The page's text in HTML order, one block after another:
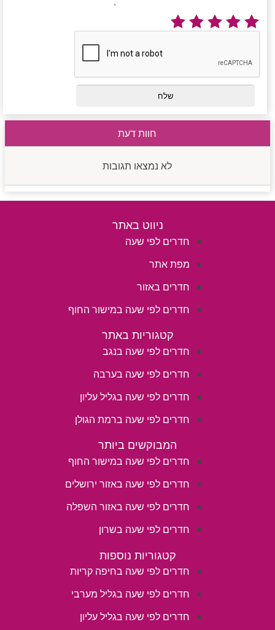
חוות דעת
לא נמצאו תגובות
ניווט באתר
חדרים לפי שעה
מפת אתר
חדרים באזור
חדרים לפי שעה במישור החוף
קטגוריות באתר
חדרים לפי שעה בנגב
חדרים לפי שעה בערבה
חדרים לפי שעה בגליל עליון
חדרים לפי שעה ברמת הגולן
המבוקשים ביותר
חדרים לפי שעה במישור החוף
חדרים לפי שעה באזור ירושלים
חדרים לפי שעה באזור השפלה
חדרים לפי שעה בשרון
קטגוריות נוספות
חדרים לפי שעה בחיפה קריות
חדרים לפי שעה בגליל מערבי
חדרים לפי שעה בגליל עליון